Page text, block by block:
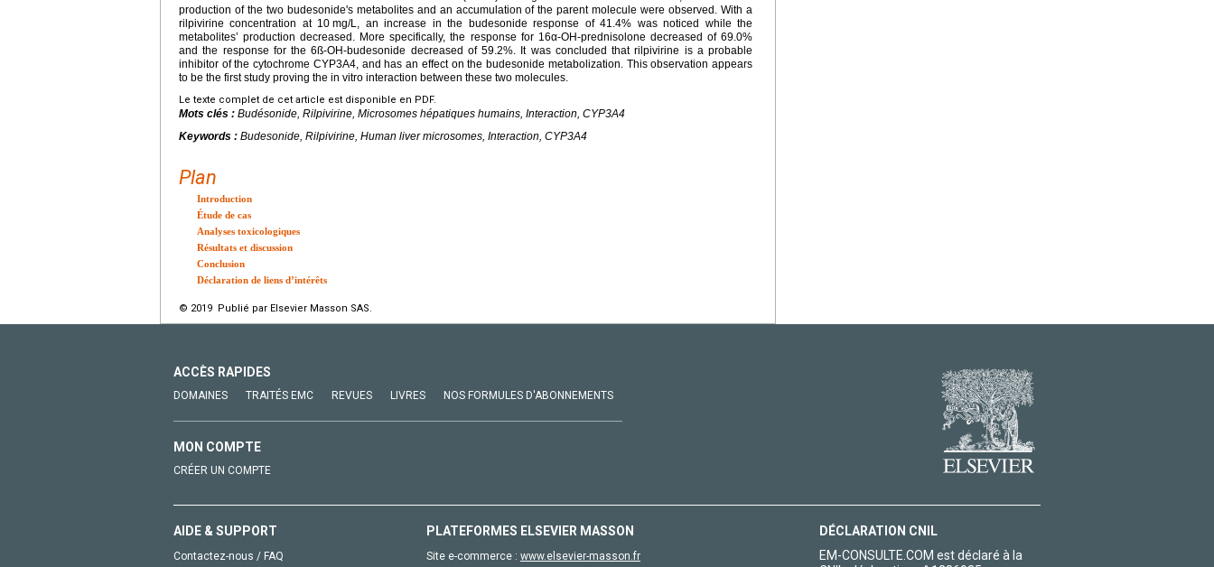
production of the two budesonide's metabolites and an accumulation of the parent molecule were observed. With a
rilpivirine concentration at 10 mg/L, an increase in the budesonide response of 41.4% was noticed while the
metabolites’ production decreased. More specifically, the response for 16α-OH-prednisolone decreased of 69.0%
and the response for the 6ß-OH-budesonide decreased of 59.2%. It was concluded that rilpivirine is a probable
inhibitor of the cytochrome CYP3A4, and has an effect on the budesonide metabolization. This observation appears
to be the first study proving the in vitro interaction between these two molecules.
Le texte complet de cet article est disponible en PDF.
Mots clés : Budésonide, Rilpivirine, Microsomes hépatiques humains, Interaction, CYP3A4
Keywords : Budesonide, Rilpivirine, Human liver microsomes, Interaction, CYP3A4
Plan
Introduction
Étude de cas
Analyses toxicologiques
Résultats et discussion
Conclusion
Déclaration de liens d’intérêts
© 2019 Publié par Elsevier Masson SAS.
ACCÈS RAPIDES
DOMAINES TRAITÉS EMC REVUES LIVRES NOS FORMULES D'ABONNEMENTS
MON COMPTE
CRÉER UN COMPTE
AIDE & SUPPORT
Contactez-nous / FAQ
PLATEFORMES ELSEVIER MASSON
Site e-commerce : www.elsevier-masson.fr
DÉCLARATION CNIL
EM-CONSULTE.COM est déclaré à la